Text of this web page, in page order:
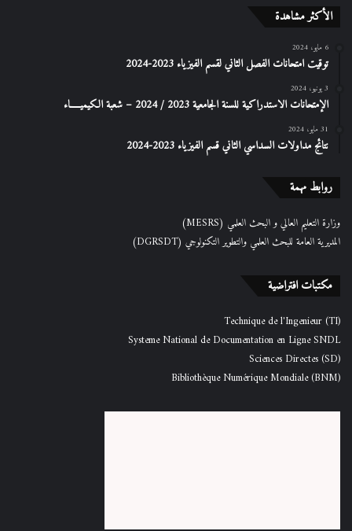
الأكثر مشاهدة
6 مايو، 2024
توقيت امتحانات الفصل الثاني لقسم الفيزياء 2023-2024
3 يونيو، 2024
الإمتحانات الاستدراكیة للسنة الجامعیة 2023 / 2024 – شعبة الكیمیـــــاء
31 مايو، 2024
نتائج مداولات السداسي الثاني قسم الفيزياء 2023-2024
روابط مهمة
وزارة التعليم العالي و البحث العلمي (MESRS)
المديرية العامة للبحث العلمي والتطوير التكنولوجي (DGRSDT)
مكتبات افتراضية
Technique de l'Ingenieur (TI)
Systeme National de Documentation en Ligne SNDL
Sciences Directes (SD)
Bibliothèque Numérique Mondiale (BNM)